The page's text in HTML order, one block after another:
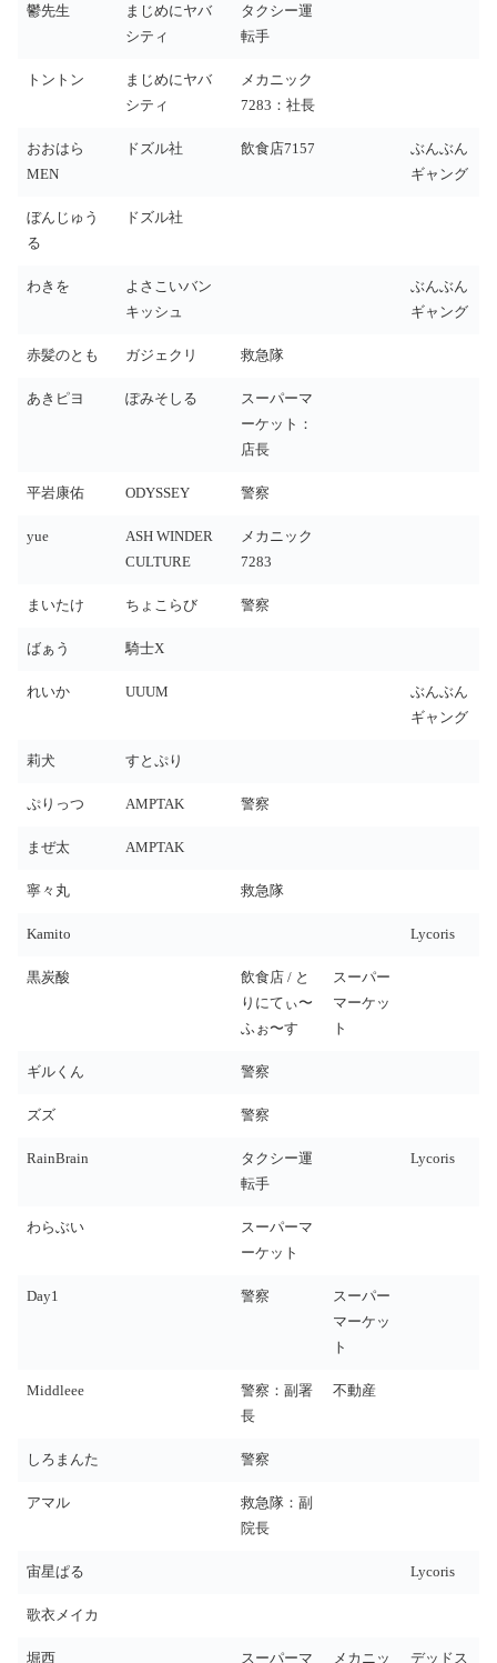
鬱先生
まじめにヤバ
シティ
タクシー運
転手
トントン
まじめにヤバ
シティ
メカニック
7283：社長
おおはら
MEN
ドズル社 飲食店7157
ぶんぶん
ギャング
ぼんじゅう
る
ドズル社
わきを
よさこいバン
キッシュ
ぶんぶん
ギャング
赤髪のとも ガジェクリ 救急隊
あきピヨ ぽみそしる
スーパーマ
ーケット：
店長
平岩康佑 ODYSSEY 警察
yue
ASH WINDER
CULTURE
メカニック
7283
まいたけ ちょこらび 警察
ばぁう 騎士X
れいか UUUM
ぶんぶん
ギャング
莉犬 すとぷり
ぷりっつ AMPTAK 警察
まぜ太 AMPTAK
寧々丸 救急隊
Kamito Lycoris
黒炭酸
飲食店 / と
りにてぃ〜
ふぉ〜す
スーパー
マーケッ
ト
ギルくん 警察
ズズ 警察
RainBrain
タクシー運
転手
Lycoris
わらぶい
スーパーマ
ーケット
Day1 警察
スーパー
マーケッ
ト
Middleee
警察：副署
長
不動産
しろまんた 警察
アマル
救急隊：副
院長
宙星ぱる Lycoris
歌衣メイカ
堀西 スーパーマ メカニッ デッドス